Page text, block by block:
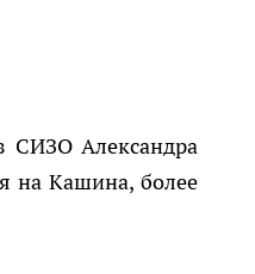
СИЗО Александра
на Кашина, более